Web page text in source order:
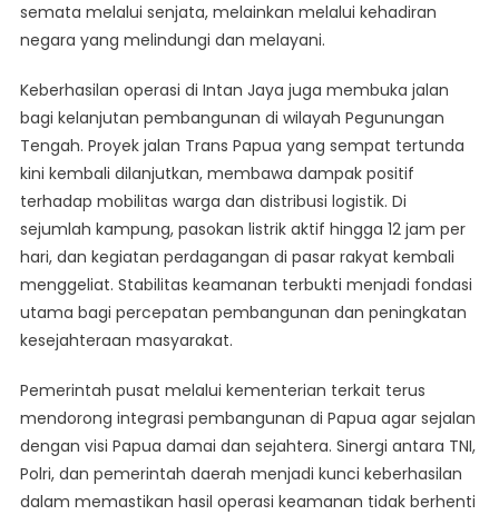
semata melalui senjata, melainkan melalui kehadiran
negara yang melindungi dan melayani.
Keberhasilan operasi di Intan Jaya juga membuka jalan
bagi kelanjutan pembangunan di wilayah Pegunungan
Tengah. Proyek jalan Trans Papua yang sempat tertunda
kini kembali dilanjutkan, membawa dampak positif
terhadap mobilitas warga dan distribusi logistik. Di
sejumlah kampung, pasokan listrik aktif hingga 12 jam per
hari, dan kegiatan perdagangan di pasar rakyat kembali
menggeliat. Stabilitas keamanan terbukti menjadi fondasi
utama bagi percepatan pembangunan dan peningkatan
kesejahteraan masyarakat.
Pemerintah pusat melalui kementerian terkait terus
mendorong integrasi pembangunan di Papua agar sejalan
dengan visi Papua damai dan sejahtera. Sinergi antara TNI,
Polri, dan pemerintah daerah menjadi kunci keberhasilan
dalam memastikan hasil operasi keamanan tidak berhenti